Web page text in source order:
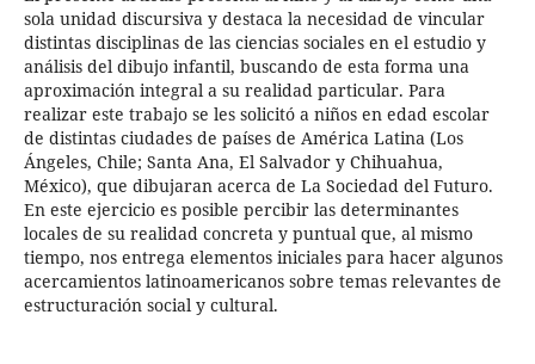
sola unidad discursiva y destaca la necesidad de vincular
distintas disciplinas de las ciencias sociales en el estudio y
análisis del dibujo infantil, buscando de esta forma una
aproximación integral a su realidad particular. Para
realizar este trabajo se les solicitó a niños en edad escolar
de distintas ciudades de países de América Latina (Los
Ángeles, Chile; Santa Ana, El Salvador y Chihuahua,
México), que dibujaran acerca de La Sociedad del Futuro.
En este ejercicio es posible percibir las determinantes
locales de su realidad concreta y puntual que, al mismo
tiempo, nos entrega elementos iniciales para hacer algunos
acercamientos latinoamericanos sobre temas relevantes de
estructuración social y cultural.